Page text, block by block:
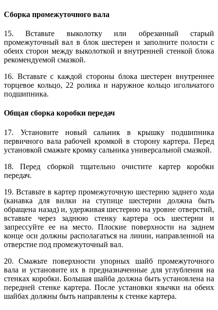
Сборка промежуточного вала
15. Вставьте выколотку или обрезанный старый
промежуточный вал в блок шестерен и заполните полости с
обеих сторон между выколоткой и внутренней стенкой блока
рекомендуемой смазкой.
16. Вставьте с каждой стороны блока шестерен внутреннее
торцевое кольцо, 22 ролика и наружное кольцо игольчатого
подшипника.
Общая сборка коробки передач
17. Установите новый сальник в крышку подшипника
первичного вала рабочей кромкой в сторону картера. Перед
установкой смажьте кромку сальника универсальной смазкой.
18. Перед сборкой тщательно очистите картер коробки
передач.
19. Вставьте в картер промежуточную шестерню заднего хода
(канавка для вилки на ступице шестерни должна быть
обращена назад) и, удерживая шестерню на уровне отверстий,
вставьте через заднюю стенку картера ось шестерни и
запрессуйте ее на место. Плоские поверхности на заднем
конце оси должны располагаться на линии, направленной на
отверстие под промежуточный вал.
20. Смажьте поверхности упорных шайб промежуточного
вала и установите их в предназначенные для углубления на
стенках коробки. Большая шайба должна быть установлена на
передней стенке картера. После установки язычки на обеих
шайбах должны быть направлены к стенке картера.